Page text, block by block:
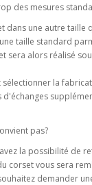
des mesures
dans une autre
taille standard
sera alors réalisé
la
pas?
la possibilité de
corset vous sera
demander